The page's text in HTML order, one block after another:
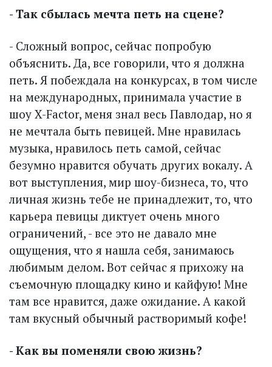
- Так сбылась мечта петь на сцене?
- Сложный вопрос, сейчас попробую
объяснить. Да, все говорили, что я должна
петь. Я побеждала на конкурсах, в том числе
на международных, принимала участие в
шоу X-Factor, меня знал весь Павлодар, но я
не мечтала быть певицей. Мне нравилась
музыка, нравилось петь самой, сейчас
безумно нравится обучать других вокалу. А
вот выступления, мир шоу-бизнеса, то, что
личная жизнь тебе не принадлежит, то, что
карьера певицы диктует очень много
ограничений, - все это не давало мне
ощущения, что я нашла себя, занимаюсь
любимым делом. Вот сейчас я прихожу на
съемочную площадку кино и кайфую! Мне
там все нравится, даже ожидание. А какой
там вкусный обычный раст­воримый кофе!
- Как вы поменяли свою жизнь?